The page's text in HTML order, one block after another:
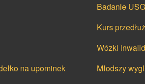
na upominek
Badanie
Kurs
Wózki
Młodszy